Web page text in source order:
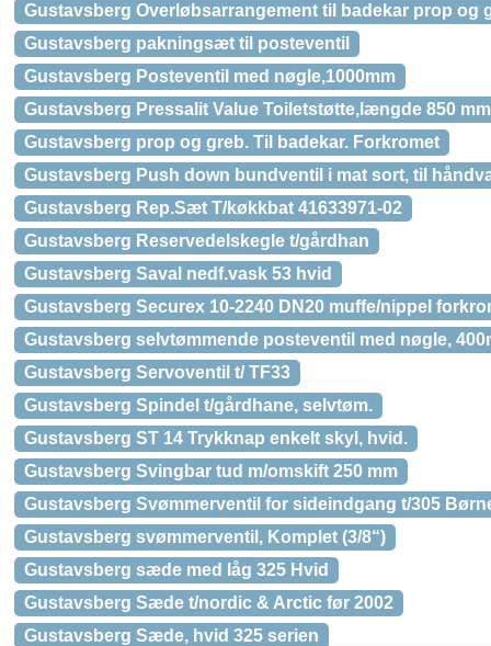
Gustavsberg Overløbsarrangement til badekar prop og
Gustavsberg pakningsæt til posteventil
Gustavsberg Posteventil med nøgle,1000mm
Gustavsberg Pressalit Value Toiletstøtte,længde 850
Gustavsberg prop og greb. Til badekar. Forkromet
Gustavsberg Push down bundventil i mat sort, til
Gustavsberg Rep.Sæt T/køkkbat 41633971-02
Gustavsberg Reservedelskegle t/gårdhan
Gustavsberg Saval nedf.vask 53 hvid
Gustavsberg Securex 10-2240 DN20 muffe/nippel
Gustavsberg selvtømmende posteventil med nøgle,
Gustavsberg Servoventil t/ TF33
Gustavsberg Spindel t/gårdhane, selvtøm.
Gustavsberg ST 14 Trykknap enkelt skyl, hvid.
Gustavsberg Svingbar tud m/omskift 250 mm
Gustavsberg Svømmerventil for sideindgang t/305
Gustavsberg svømmerventil, Komplet (3/8“)
Gustavsberg sæde med låg 325 Hvid
Gustavsberg Sæde t/nordic & Arctic før 2002
Gustavsberg Sæde, hvid 325 serien